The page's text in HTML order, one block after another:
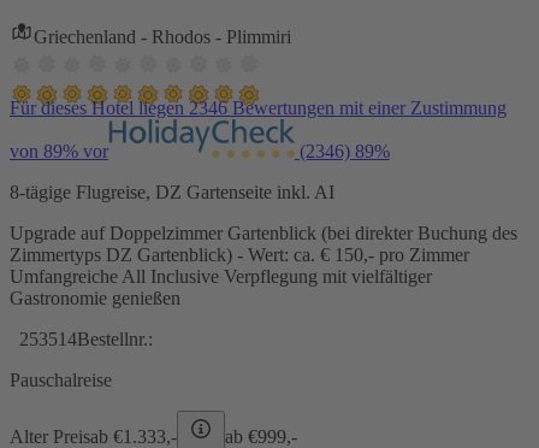
Griechenland - Rhodos - Plimmiri
Für dieses Hotel liegen 2346 Bewertungen mit einer Zustimmung
von 89% vor (2346) 89%
8-tägige Flugreise, DZ Gartenseite inkl. AI
Upgrade auf Doppelzimmer Gartenblick (bei direkter Buchung des
Zimmertyps DZ Gartenblick) - Wert: ca. € 150,- pro Zimmer
Umfangreiche All Inclusive Verpflegung mit vielfältiger
Gastronomie genießen
253514Bestellnr.:
Pauschalreise
Alter Preisab €1.333,- ab €999,-